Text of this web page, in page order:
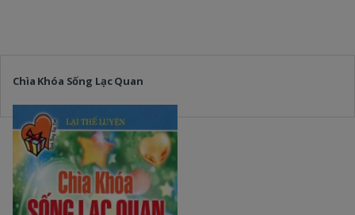
Chìa Khóa Sống Lạc Quan